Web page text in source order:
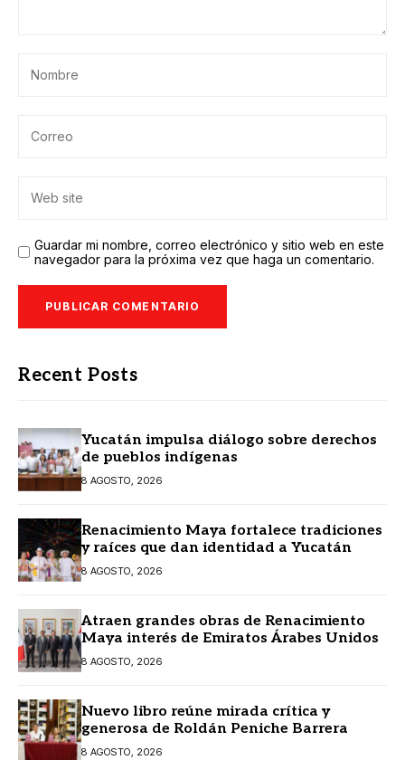
Guardar mi nombre, correo electrónico y sitio web en este
navegador para la próxima vez que haga un comentario.
Recent Posts
Yucatán impulsa diálogo sobre derechos
de pueblos indígenas
8 AGOSTO, 2026
Renacimiento Maya fortalece tradiciones
y raíces que dan identidad a Yucatán
8 AGOSTO, 2026
Atraen grandes obras de Renacimiento
Maya interés de Emiratos Árabes Unidos
8 AGOSTO, 2026
Nuevo libro reúne mirada crítica y
generosa de Roldán Peniche Barrera
8 AGOSTO, 2026